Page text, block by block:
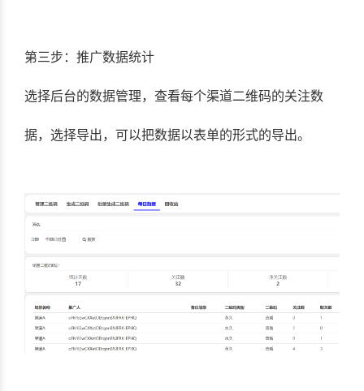
第三步：推广数据统计
选择后台的数据管理，查看每个渠道二维码的关注数
据，选择导出，可以把数据以表单的形式的导出。